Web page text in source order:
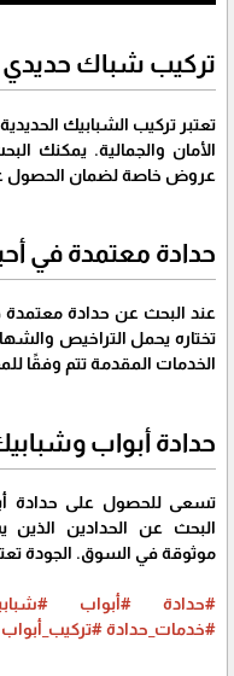
تركيب شباك حديدي
تعتبر تركيب الشبابيك
الأمان والجمالية. يمكنك
عروض خاصة لضمان الحصول
حدادة معتمدة في
عند البحث عن حدادة معتمدة
تختاره يحمل التراخيص
الخدمات المقدمة تتم وفقًا
حدادة أبواب
تسعى للحصول على حدادة
البحث عن الحدادين
موثوقة في السوق. الجودة
#حدادة #أبواب
#خدمات_حدادة#تركيب_أبواب